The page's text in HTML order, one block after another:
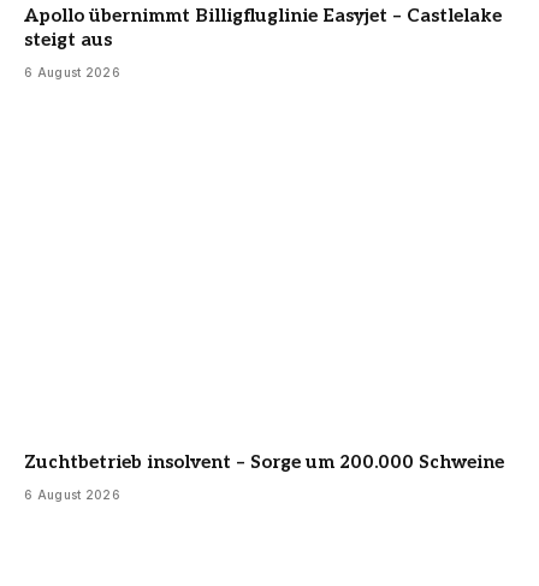
Apollo übernimmt Billigfluglinie Easyjet – Castlelake
steigt aus
6 August 2026
Zuchtbetrieb insolvent – Sorge um 200.000 Schweine
6 August 2026